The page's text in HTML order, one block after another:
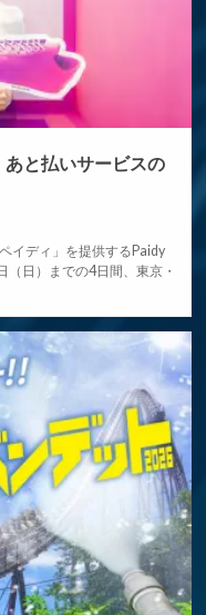
と払いサービスの
イディ」を提供するPaidy
⽇）までの4⽇間、東京・